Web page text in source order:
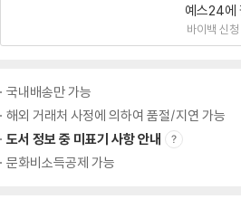
예스24에
바이백 신
국내배송만 가능
해외 거래처 사정에 의하여 품절/지연 가능
도서 정보 중 미표기 사항 안내
문화비소득공제 가능